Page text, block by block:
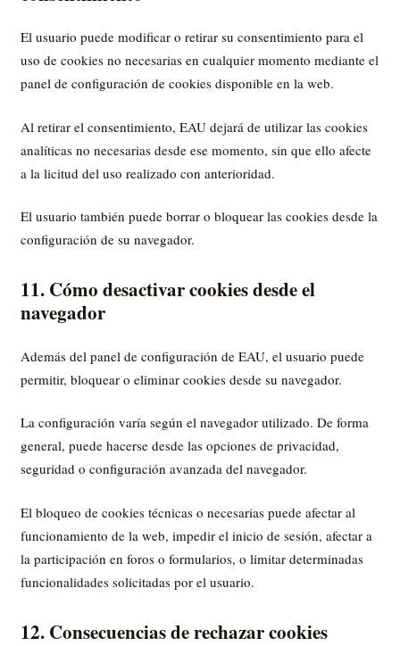
El usuario puede modificar o retirar su consentimiento para el
uso de cookies no necesarias en cualquier momento mediante el
panel de configuración de cookies disponible en la web.
Al retirar el consentimiento, EAU dejará de utilizar las cookies
analíticas no necesarias desde ese momento, sin que ello afecte
a la licitud del uso realizado con anterioridad.
El usuario también puede borrar o bloquear las cookies desde la
configuración de su navegador.
11. Cómo desactivar cookies desde el
navegador
Además del panel de configuración de EAU, el usuario puede
permitir, bloquear o eliminar cookies desde su navegador.
La configuración varía según el navegador utilizado. De forma
general, puede hacerse desde las opciones de privacidad,
seguridad o configuración avanzada del navegador.
El bloqueo de cookies técnicas o necesarias puede afectar al
funcionamiento de la web, impedir el inicio de sesión, afectar a
la participación en foros o formularios, o limitar determinadas
funcionalidades solicitadas por el usuario.
12. Consecuencias de rechazar cookies